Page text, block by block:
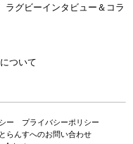
ラグビーインタビュー＆コラ
ついて
ー
プライバシーポリシー
らんすへのお問い合わせ